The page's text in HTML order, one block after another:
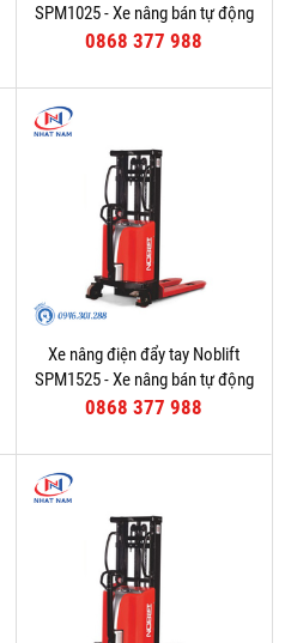
SPM1025 - Xe nâng bán tự động
0868 377 988
Xe nâng điện đẩy tay Noblift
SPM1525 - Xe nâng bán tự động
0868 377 988